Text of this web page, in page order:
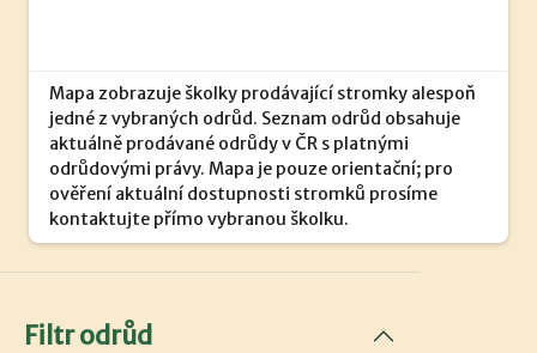
Mapa zobrazuje školky prodávající stromky alespoň
jedné z vybraných odrůd. Seznam odrůd obsahuje
aktuálně prodávané odrůdy v ČR s platnými
odrůdovými právy. Mapa je pouze orientační; pro
ověření aktuální dostupnosti stromků prosíme
kontaktujte přímo vybranou školku.
Filtr odrůd